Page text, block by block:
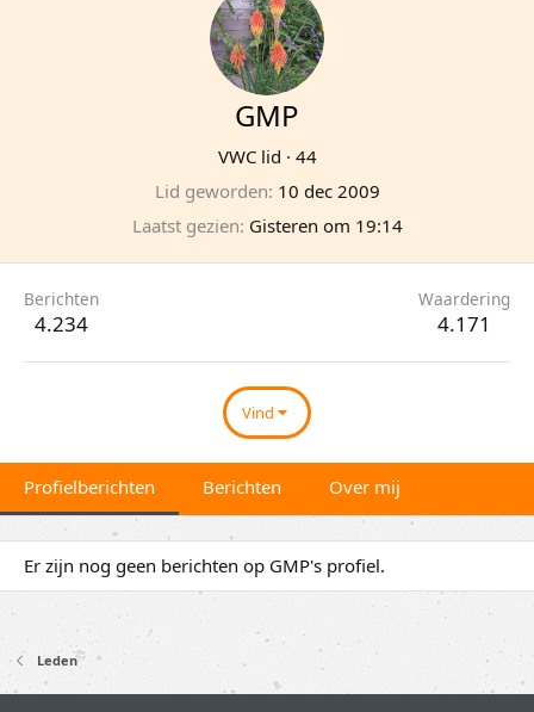
GMP
VWC lid · 44
Lid geworden 10 dec 2009
Laatst gezien Gisteren om 19:14
Berichten
4.234
Waardering
4.171
Vind
Profielberichten Berichten Over mij
Er zijn nog geen berichten op GMP's profiel.
Leden